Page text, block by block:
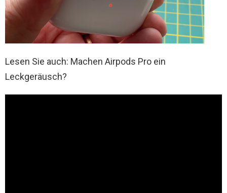
Lesen Sie auch: Machen Airpods Pro ein
Leckgeräusch?